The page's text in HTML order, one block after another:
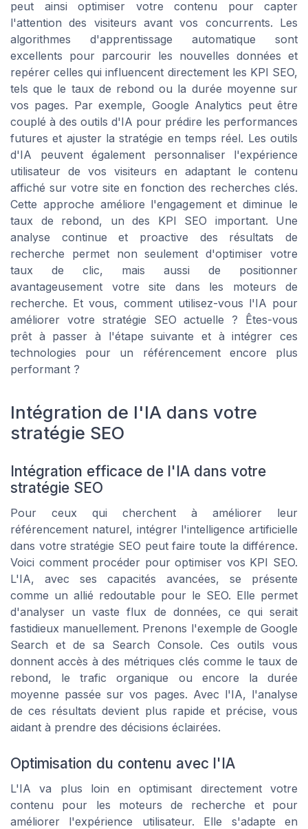
peut ainsi optimiser votre contenu pour capter
l'attention des visiteurs avant vos concurrents. Les
algorithmes d'apprentissage automatique sont
excellents pour parcourir les nouvelles données et
repérer celles qui influencent directement les KPI SEO,
tels que le taux de rebond ou la durée moyenne sur
vos pages. Par exemple, Google Analytics peut être
couplé à des outils d'IA pour prédire les performances
futures et ajuster la stratégie en temps réel. Les outils
d'IA peuvent également personnaliser l'expérience
utilisateur de vos visiteurs en adaptant le contenu
affiché sur votre site en fonction des recherches clés.
Cette approche améliore l'engagement et diminue le
taux de rebond, un des KPI SEO important. Une
analyse continue et proactive des résultats de
recherche permet non seulement d'optimiser votre
taux de clic, mais aussi de positionner
avantageusement votre site dans les moteurs de
recherche. Et vous, comment utilisez-vous l'IA pour
améliorer votre stratégie SEO actuelle ? Êtes-vous
prêt à passer à l'étape suivante et à intégrer ces
technologies pour un référencement encore plus
performant ?
Intégration de l'IA dans votre
stratégie SEO
Intégration efficace de l'IA dans votre
stratégie SEO
Pour ceux qui cherchent à améliorer leur
référencement naturel, intégrer l'intelligence artificielle
dans votre stratégie SEO peut faire toute la différence.
Voici comment procéder pour optimiser vos KPI SEO.
L'IA, avec ses capacités avancées, se présente
comme un allié redoutable pour le SEO. Elle permet
d'analyser un vaste flux de données, ce qui serait
fastidieux manuellement. Prenons l'exemple de Google
Search et de sa Search Console. Ces outils vous
donnent accès à des métriques clés comme le taux de
rebond, le trafic organique ou encore la durée
moyenne passée sur vos pages. Avec l'IA, l'analyse
de ces résultats devient plus rapide et précise, vous
aidant à prendre des décisions éclairées.
Optimisation du contenu avec l'IA
L'IA va plus loin en optimisant directement votre
contenu pour les moteurs de recherche et pour
améliorer l'expérience utilisateur. Elle s'adapte en